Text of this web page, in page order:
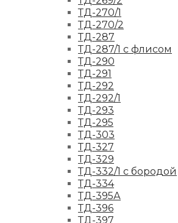
ТД-270/1
ТД-270/2
ТД-287
ТД-287/1 с флисом
ТД-290
ТД-291
ТД-292
ТД-292/1
ТД-293
ТД-295
ТД-303
ТД-327
ТД-329
ТД-332/1 с бородой
ТД-334
ТД-395А
ТД-396
ТД-397